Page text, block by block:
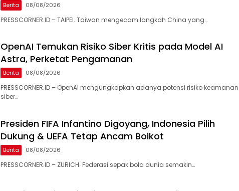
Berita 08/08/2026
​PRESSCORNER.ID – TAIPEI. Taiwan mengecam langkah China yang…
OpenAI Temukan Risiko Siber Kritis pada Model AI
Astra, Perketat Pengamanan
Berita 08/08/2026
PRESSCORNER.ID – OpenAI mengungkapkan adanya potensi risiko keamanan
siber…
Presiden FIFA Infantino Digoyang, Indonesia Pilih
Dukung & UEFA Tetap Ancam Boikot
Berita 08/08/2026
​PRESSCORNER.ID – ZURICH. Federasi sepak bola dunia semakin…